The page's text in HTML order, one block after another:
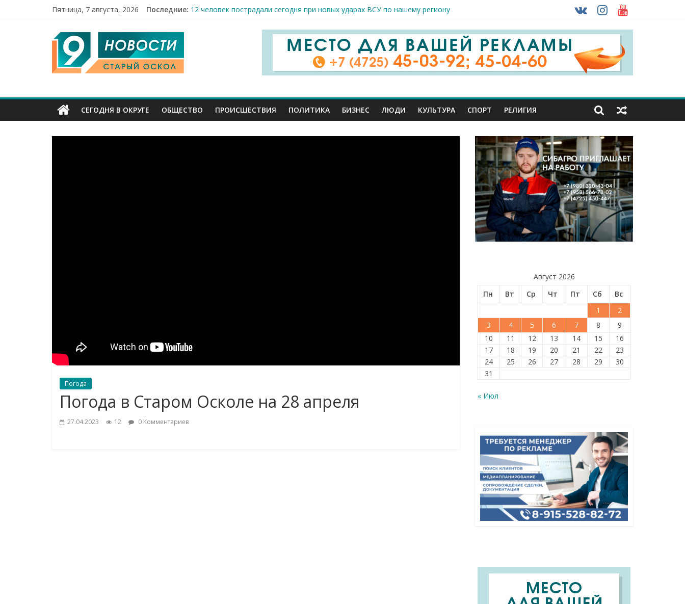
Пятница, 7 августа, 2026 Последние: 12 человек пострадали сегодня при новых ударах ВСУ по нашему региону
Строители принимают поздравления с профессиональным праздником
Праздник спорта и достижений: в Старом Осколе отметили День физкультурника
Бесплатная арт-мастерская открылась в Старом Осколе
9
Канал
Старый
Оскол
СЕГОДНЯ В ОКРУГЕ ОБЩЕСТВО ПРОИСШЕСТВИЯ ПОЛИТИКА БИЗНЕС ЛЮДИ КУЛЬТУРА СПОРТ РЕЛИГИЯ
Погода
Погода в Старом Осколе на 28 апреля
27.04.2023 12 0 Комментариев
Август 2026
Пн
Вт Ср Чт Пт Сб
Вс
1
2
3
4 5 6 7 8
9
10
11 12 13 14 15
16
17
18 19 20 21 22
23
24
25 26 27 28 29
30
31
« Июл